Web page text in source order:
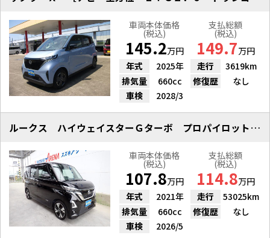
車両本体価格
(税込)
145.2万円
支払総額
(税込)
149.7万円
年式
2025年 走行
3619km
排気量
660cc 修復歴
なし
車検
2028/3
ルークス ハイウェイスターＧターボ プロパイロットエディション 雹凹
車両本体価格
(税込)
107.8万円
支払総額
(税込)
114.8万円
年式
2021年 走行
53025km
排気量
660cc 修復歴
なし
車検
2026/5